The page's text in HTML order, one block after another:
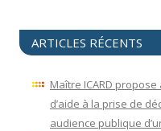
ARTICLES RÉCENTS
Maître ICARD
d’aide à la prise de
audience publique